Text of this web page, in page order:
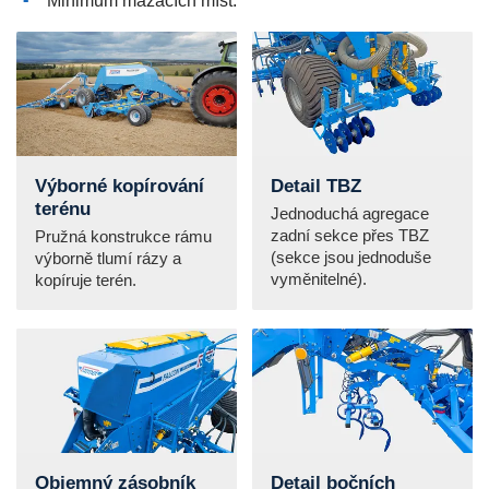
Výborné kopírování
terénu
Pružná konstrukce rámu
výborně tlumí rázy a
kopíruje terén.
Detail TBZ
Jednoduchá agregace
zadní sekce přes TBZ
(sekce jsou jednoduše
vyměnitelné).
Objemný zásobník Detail bočních